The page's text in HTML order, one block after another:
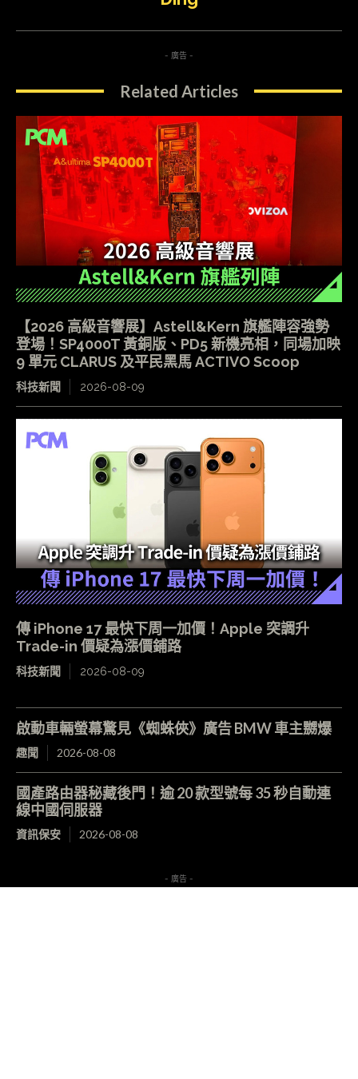
- 廣告 -
Related Articles
【2026 高級音響展】Astell&Kern 旗艦陣容強勢
登場！SP4000T 黃銅版、PD5 新機亮相，同場加映
9 單元 CLARUS 及平民黑馬 ACTIVO Scoop
科技新聞 2026-08-09
傳 iPhone 17 最快下周一加價！Apple 突調升
Trade-in 價疑為漲價鋪路
科技新聞 2026-08-09
啟動車輛螢幕驚見《蜘蛛俠》廣告 BMW 車主嬲爆
趣聞 2026-08-08
國產路由器秘藏後門！逾 20 款型號每 35 秒自動連
線中國伺服器
資訊保安 2026-08-08
- 廣告 -